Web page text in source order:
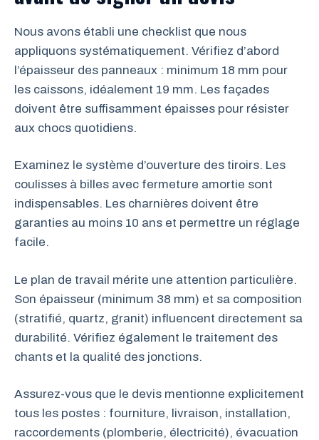
Nous avons établi une checklist que nous
appliquons systématiquement. Vérifiez d’abord
l’épaisseur des panneaux : minimum 18 mm pour
les caissons, idéalement 19 mm. Les façades
doivent être suffisamment épaisses pour résister
aux chocs quotidiens.
Examinez le système d’ouverture des tiroirs. Les
coulisses à billes avec fermeture amortie sont
indispensables. Les charnières doivent être
garanties au moins 10 ans et permettre un réglage
facile.
Le plan de travail mérite une attention particulière.
Son épaisseur (minimum 38 mm) et sa composition
(stratifié, quartz, granit) influencent directement sa
durabilité. Vérifiez également le traitement des
chants et la qualité des jonctions.
Assurez-vous que le devis mentionne explicitement
tous les postes : fourniture, livraison, installation,
raccordements (plomberie, électricité), évacuation